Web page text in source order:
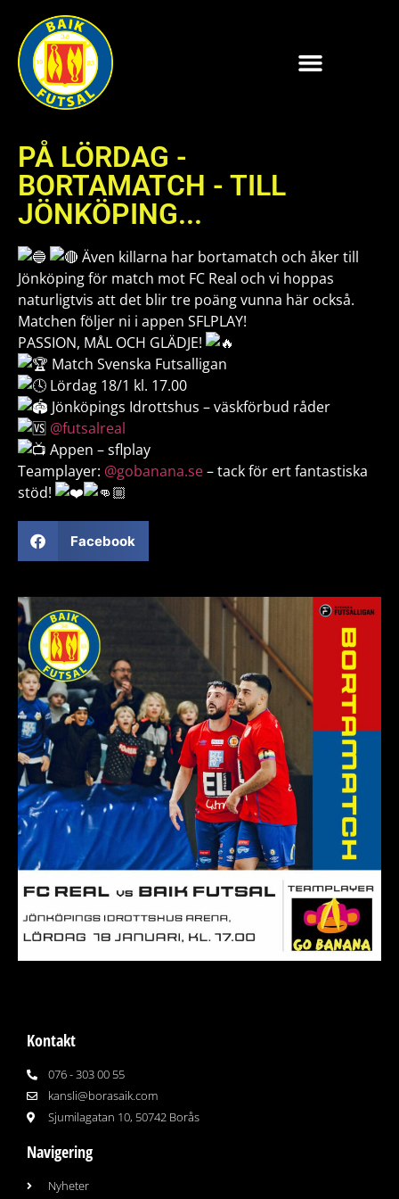
PÅ LÖRDAG -
BORTAMATCH - TILL
JÖNKÖPING...
Även killarna har bortamatch och åker till
Jönköping för match mot FC Real och vi hoppas
naturligtvis att det blir tre poäng vunna här också.
Matchen följer ni i appen SFLPLAY!
PASSION, MÅL OCH GLÄDJE!
Match Svenska Futsalligan
Lördag 18/1 kl. 17.00
Jönköpings Idrottshus – väskförbud råder
@futsalreal
Appen – sflplay
Teamplayer: @gobanana.se– tack för ert fantastiska
stöd!
Facebook
Kontakt
076 - 303 00 55
kansli@borasaik.com
Sjumilagatan 10, 50742 Borås
Navigering
Nyheter